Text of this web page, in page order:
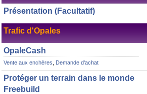
Présentation (Facultatif)
Trafic d'Opales
OpaleCash
Vente aux enchères Demande d'achat
Protéger un terrain dans le monde
Freebuild